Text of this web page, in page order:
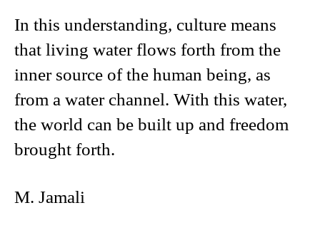
In this understanding, culture means
that living water flows forth from the
inner source of the human being, as
from a water channel. With this water,
the world can be built up and freedom
brought forth.
M. Jamali